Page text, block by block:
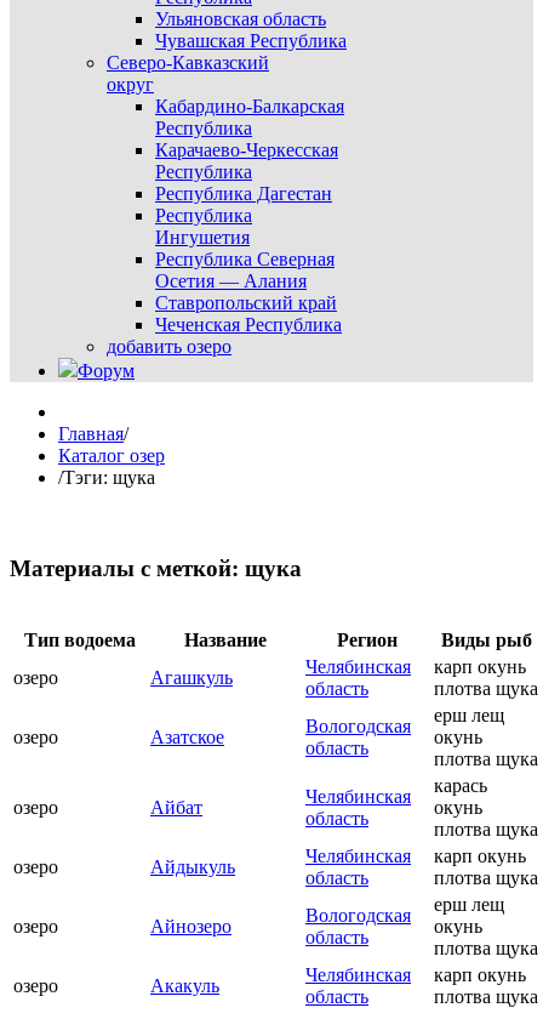
Ульяновская область
Чувашская Республика
Северо-Кавказский
округ
Кабардино-Балкарская
Республика
Карачаево-Черкесская
Республика
Республика Дагестан
Республика
Ингушетия
Республика Северная
Осетия — Алания
Ставропольский край
Чеченская Республика
добавить озеро
Форум
Главная/
Каталог озер
/Тэги: щука
Материалы с меткой: щука
Тип водоема Название Регион
Виды рыб
озеро
Агашкуль
Челябинская
область
карп окунь
плотва щука
озеро Азатское
Вологодская
область
ерш лещ
окунь
плотва щука
озеро Айбат
Челябинская
область
карась
окунь
плотва щука
озеро
Айдыкуль
Челябинская
область
карп окунь
плотва щука
озеро Айнозеро
Вологодская
область
ерш лещ
окунь
плотва щука
озеро
Акакуль
Челябинская
область
карп окунь
плотва щука